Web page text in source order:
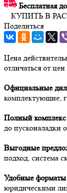
Бесплатная
КУПИТЬ В
Поделиться
Цена
отличаться от
Официальные
комплектующие,
Полный комплекс
до пусконаладки
Выгодные
подход, система
Удобные форматы
юридическими